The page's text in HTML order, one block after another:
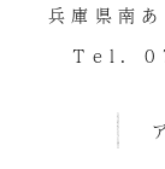
兵庫県南あ
Tel.